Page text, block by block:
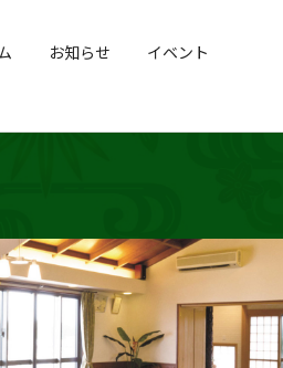
お知らせ イベント